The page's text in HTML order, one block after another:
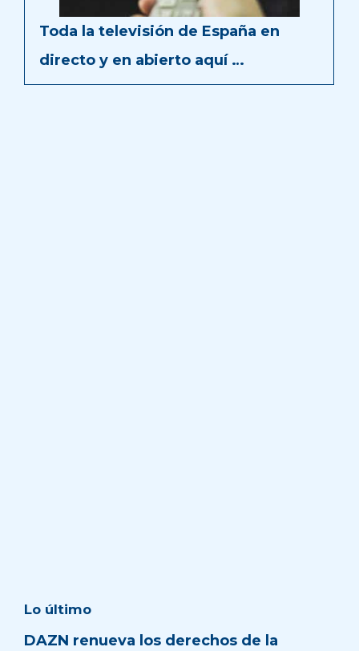
Toda la televisión de España en
directo y en abierto aquí …
Lo último
DAZN renueva los derechos de la